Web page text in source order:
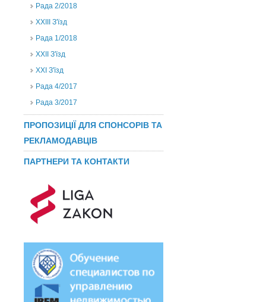
Рада 2/2018
XXIII З'їзд
Рада 1/2018
ХХІІ З'їзд
XXI З'їзд
Рада 4/2017
Рада 3/2017
ПРОПОЗИЦІЇ ДЛЯ СПОНСОРІВ ТА
РЕКЛАМОДАВЦІВ
ПАРТНЕРИ ТА КОНТАКТИ